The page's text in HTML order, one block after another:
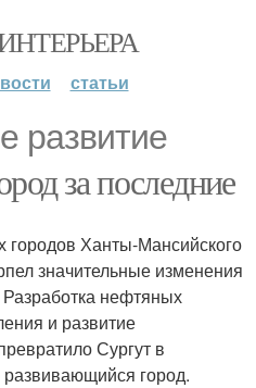
статьи
развитие
за последние
городов Ханты-Мансийского
значительные изменения
нефтяных
и развитие
Сургут в
город.